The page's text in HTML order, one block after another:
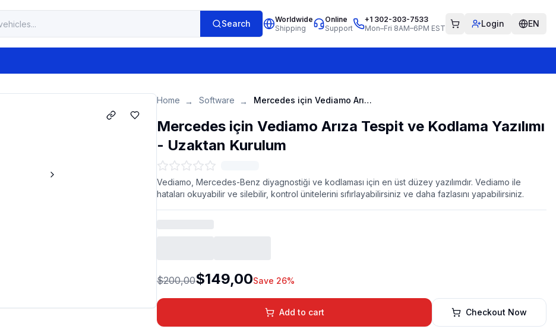
Search
Worldwide
Shipping
Online
Support
+1 302-303-7533
Mon–Fri 8AM–6PM EST
Login EN
Home → Software → Mercedes için Vediamo Arıza Tespit ve Kodlama Yazılımı - Uzaktan Kurulum
Mercedes için Vediamo Arıza Tespit ve Kodlama Yazılımı
- Uzaktan Kurulum
Vediamo, Mercedes-Benz diyagnostiği ve kodlaması için en üst düzey yazılımdır. Vediamo ile
hataları okuyabilir ve silebilir, kontrol ünitelerini sıfırlayabilirsiniz ve daha fazlasını yapabilirsiniz.
$200,00$149,00Save 26%
Add to cart Checkout Now